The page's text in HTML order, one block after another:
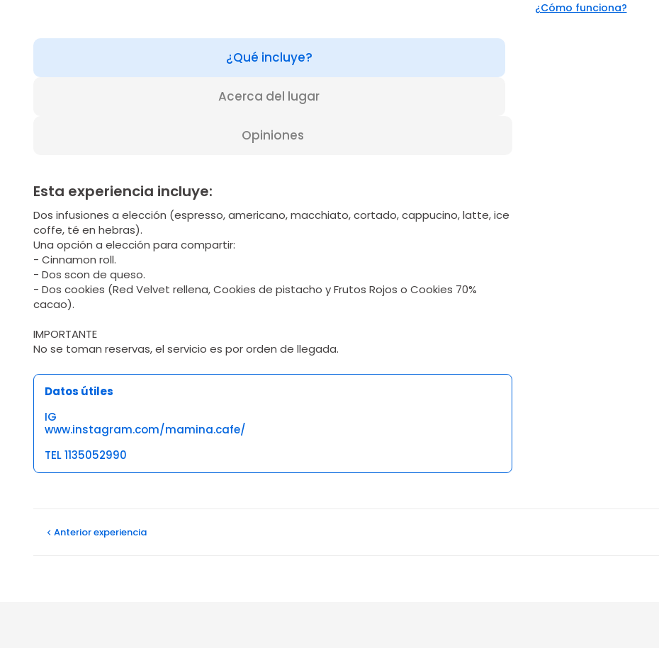
¿Cómo funciona?
¿Qué incluye?
Acerca del lugar
Opiniones
Esta experiencia incluye:
Dos infusiones a elección (espresso, americano, macchiato, cortado, cappucino, latte, ice
coffe, té en hebras).
Una opción a elección para compartir:
- Cinnamon roll.
- Dos scon de queso.
- Dos cookies (Red Velvet rellena, Cookies de pistacho y Frutos Rojos o Cookies 70%
cacao).
IMPORTANTE
No se toman reservas, el servicio es por orden de llegada.
Datos útiles
IG
www.instagram.com/mamina.cafe/
TEL 1135052990
Anteriorexperiencia